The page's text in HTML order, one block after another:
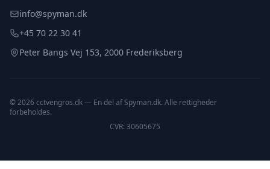
info@spyman.dk
+45 70 22 30 41
Peter Bangs Vej 153, 2000 Frederiksberg
© 2026 cctvengros.dk — En del af Spyman.dk. Alle rettigheder
forbeholdes.
CVR: 30605675